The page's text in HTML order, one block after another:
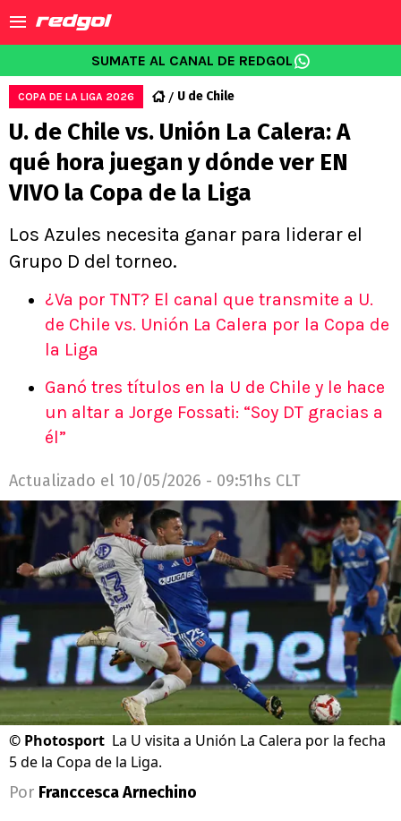
SUMATE AL CANAL DE REDGOL
COPA DE LA LIGA 2026 U de Chile
U. de Chile vs. Unión La Calera: A
qué hora juegan y dónde ver EN
VIVO la Copa de la Liga
Los Azules necesita ganar para liderar el
Grupo D del torneo.
¿Va por TNT? El canal que transmite a U.
de Chile vs. Unión La Calera por la Copa de
la Liga
Ganó tres títulos en la U de Chile y le hace
un altar a Jorge Fossati: “Soy DT gracias a
él”
Actualizado el 10/05/2026 - 09:51hs CLT
© Photosport La U visita a Unión La Calera por la fecha
5 de la Copa de la Liga.
Por Franccesca Arnechino